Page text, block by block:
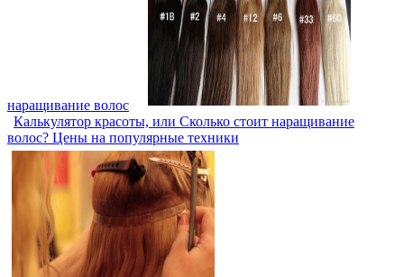
наращивание волос
Калькулятор красоты, или Сколько стоит наращивание
волос? Цены на популярные техники